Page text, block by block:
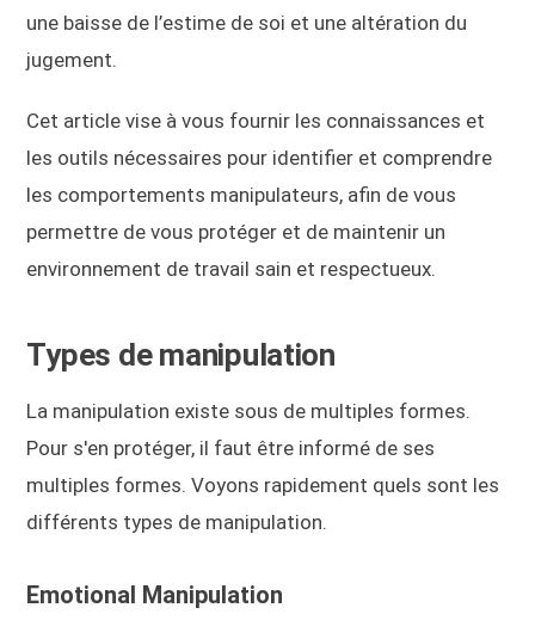
une baisse de l’estime de soi et une altération du
jugement.
Cet article vise à vous fournir les connaissances et
les outils nécessaires pour identifier et comprendre
les comportements manipulateurs, afin de vous
permettre de vous protéger et de maintenir un
environnement de travail sain et respectueux.
Types de manipulation
La manipulation existe sous de multiples formes.
Pour s'en protéger, il faut être informé de ses
multiples formes. Voyons rapidement quels sont les
différents types de manipulation.
Emotional Manipulation